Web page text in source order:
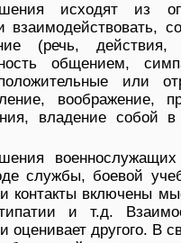
исходят из
взаимодействовать,
(речь,
общением,
или
воображение,
владение собой
службы, боевой
контакты включены
и т.д.
оценивает другого. В